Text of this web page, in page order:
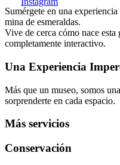
Sumérgete en una
mina de esmeraldas.
Vive de cerca cómo nace
completamente interactivo.
Una Experiencia
Más que un museo, somos
sorprenderte en cada espacio.
Más servicios
Conservación